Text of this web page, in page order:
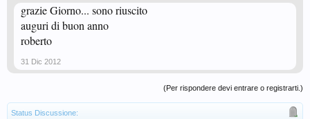
grazie Giorno... sono riuscito
auguri di buon anno
roberto
31 Dic 2012
(Per rispondere devi entrare o registrarti.)
Status Discussione: